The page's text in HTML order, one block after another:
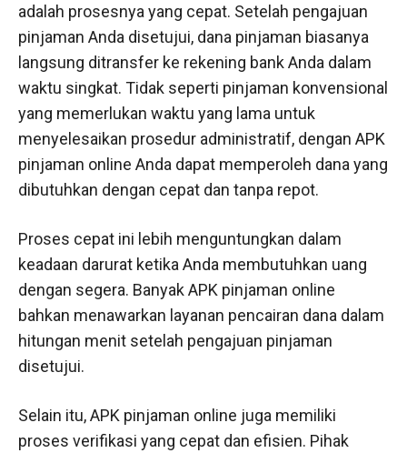
adalah prosesnya yang cepat. Setelah pengajuan
pinjaman Anda disetujui, dana pinjaman biasanya
langsung ditransfer ke rekening bank Anda dalam
waktu singkat. Tidak seperti pinjaman konvensional
yang memerlukan waktu yang lama untuk
menyelesaikan prosedur administratif, dengan APK
pinjaman online Anda dapat memperoleh dana yang
dibutuhkan dengan cepat dan tanpa repot.
Proses cepat ini lebih menguntungkan dalam
keadaan darurat ketika Anda membutuhkan uang
dengan segera. Banyak APK pinjaman online
bahkan menawarkan layanan pencairan dana dalam
hitungan menit setelah pengajuan pinjaman
disetujui.
Selain itu, APK pinjaman online juga memiliki
proses verifikasi yang cepat dan efisien. Pihak